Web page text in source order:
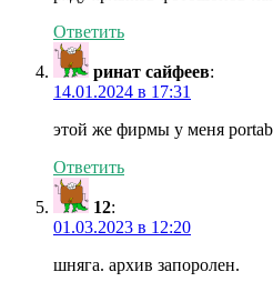
Ответить
ринат сайфеев:
14.01.2024 в 17:31
этой же фирмы у меня
Ответить
12:
01.03.2023 в 12:20
шняга. архив запоролен.